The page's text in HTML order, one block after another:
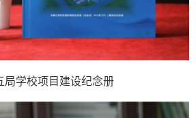
局学校项目建设纪念册